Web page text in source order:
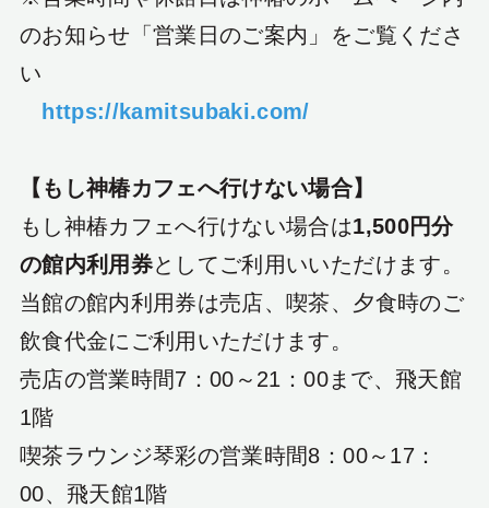
のお知らせ「営業日のご案内」をご覧くださ
い
https://kamitsubaki.com/
【もし神椿カフェへ行けない場合】
もし神椿カフェへ行けない場合は1,500円分
の館内利用券としてご利用いいただけます。
当館の館内利用券は売店、喫茶、夕食時のご
飲食代金にご利用いただけます。
売店の営業時間7：00～21：00まで、飛天館
1階
喫茶ラウンジ琴彩の営業時間8：00～17：
00、飛天館1階